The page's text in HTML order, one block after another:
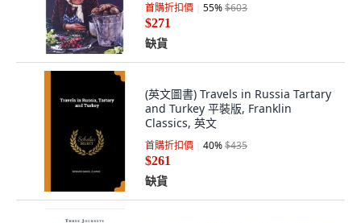
首購折扣價 55%$603
$271
缺貨
(英文圖書) Travels in Russia Tartary
and Turkey 平裝版, Franklin
Classics, 英文
首購折扣價 40%$435
$261
缺貨